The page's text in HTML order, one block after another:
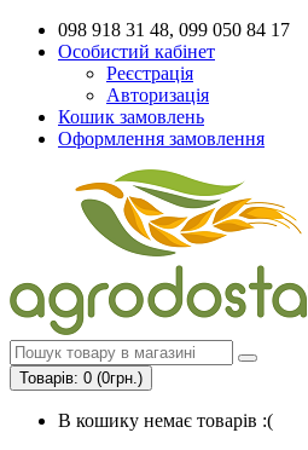
098 918 31 48, 099 050 84 17
Особистий кабінет
Реєстрація
Авторизація
Кошик замовлень
Оформлення замовлення
Товарів: 0 (0грн.)
В кошику немає товарів :(